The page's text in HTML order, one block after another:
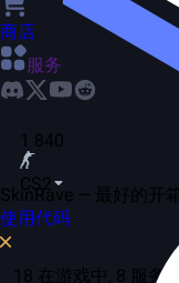
1 840
CS2
商店
服务
SkinRave — 最好的开
使用代码
18 在游戏中, 8 服务器